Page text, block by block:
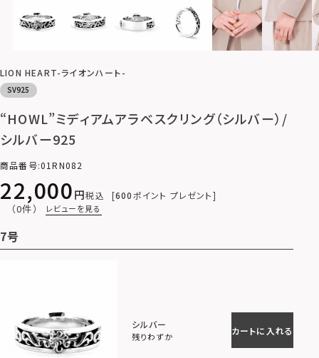
LION HEART-ライオンハート-
SV925
“HOWL”ミディアムアラベスクリング（シルバー）/
シルバー925
商品番号 01RN082
22,000 税込 600ポイント プレゼント
（0件） レビューを見る
7号
シルバー
残りわずか
カートに入れる